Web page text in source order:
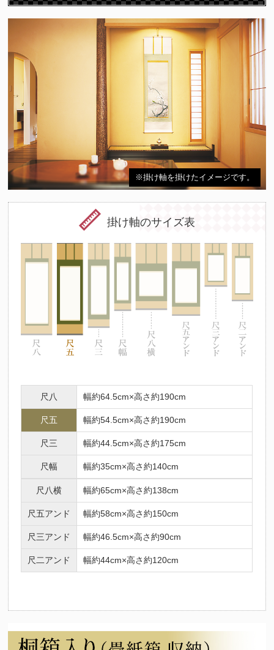
※掛け軸を掛けたイメージです。
掛け軸のサイズ表
尺八 幅約64.5cm×高さ約190cm
尺五 幅約54.5cm×高さ約190cm
尺三 幅約44.5cm×高さ約175cm
尺幅 幅約35cm×高さ約140cm
尺八横 幅約65cm×高さ約138cm
尺五アンド 幅約58cm×高さ約150cm
尺三アンド 幅約46.5cm×高さ約90cm
尺二アンド 幅約44cm×高さ約120cm